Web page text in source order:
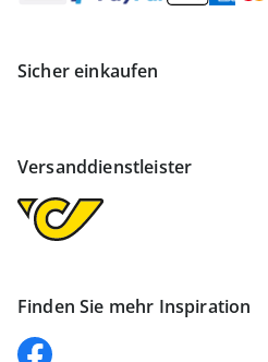
Sicher einkaufen
Versanddienstleister
Finden Sie mehr Inspiration